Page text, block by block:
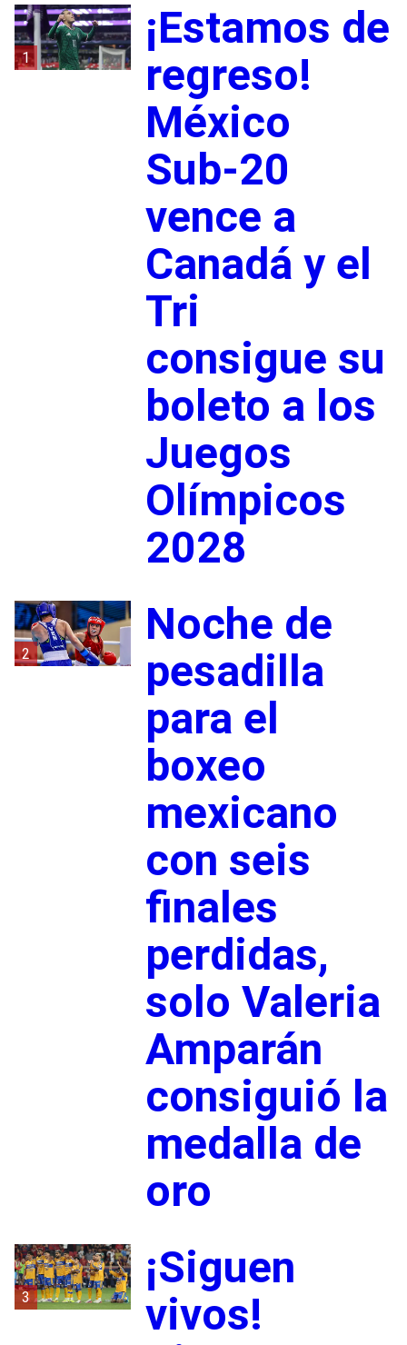
1
¡Estamos de
regreso!
México
Sub-20
vence a
Canadá y el
Tri
consigue su
boleto a los
Juegos
Olímpicos
2028
2
Noche de
pesadilla
para el
boxeo
mexicano
con seis
finales
perdidas,
solo Valeria
Amparán
consiguió la
medalla de
oro
3
¡Siguen
vivos!